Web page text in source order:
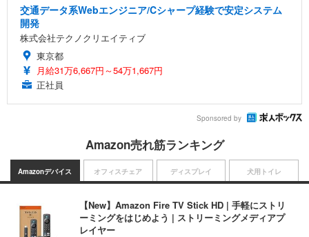
交通データ系Webエンジニア/Cシャープ経験で安定システム
開発
株式会社テクノクリエイティブ
東京都
月給31万6,667円～54万1,667円
正社員
Sponsored by
Amazon売れ筋ランキング
Amazonデバイス
【New】Amazon Fire TV Stick HD | 手軽にストリ
ーミングをはじめよう | ストリーミングメディアプ
レイヤー
オフィスチェア ディスプレイ 犬用トイレ